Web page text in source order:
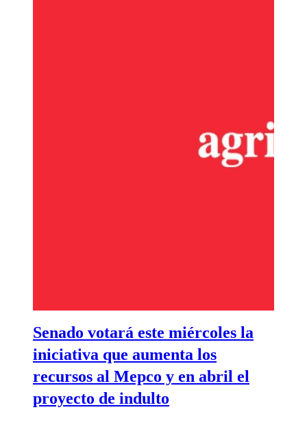
Senado votará este miércoles la
iniciativa que aumenta los
recursos al Mepco y en abril el
proyecto de indulto